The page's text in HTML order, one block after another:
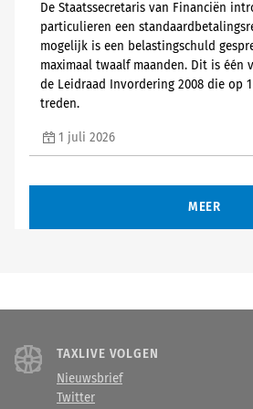
De Staatssecretaris van Financiën
particulieren een
mogelijk is een belastingschuld
maximaal twaalf maanden. Dit is één
de Leidraad Invordering 2008 die op
treden.
1 juli 2026
MEER
TAXLIVE VOLGEN
Nieuwsbrief
Twitter